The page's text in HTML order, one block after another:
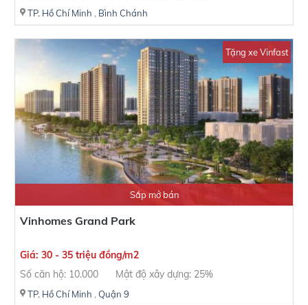
TP. Hồ Chí Minh , Bình Chánh
Tặng xe Vinfast
Sắp mở bán
Vinhomes Grand Park
Giá: 30 - 35 triệu đồng/m2
Số căn hộ: 10.000
Mật độ xây dựng: 25%
TP. Hồ Chí Minh , Quận 9